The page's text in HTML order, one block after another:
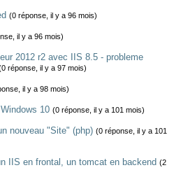
(0 réponse, il y a 96 mois)
il y a 96 mois)
2012 r2 avec IIS 8.5 - probleme
réponse, il y a 97 mois)
il y a 98 mois)
10 (0 réponse, il y a 101 mois)
nouveau "Site" (php) (0 réponse, il y a 101
IIS en frontal, un tomcat en backend (2